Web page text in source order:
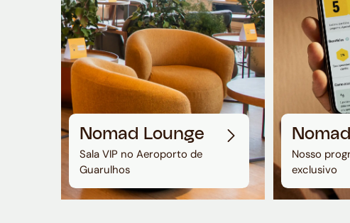
Nomad Lounge
Sala VIP no Aeroporto de
Guarulhos
Nosso
exclusivo